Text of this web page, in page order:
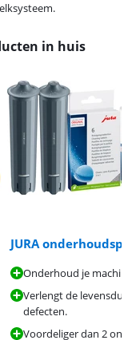
in huis
JURA
Onderhoud je
Verlengt de
defecten.
Voordeliger dan 2